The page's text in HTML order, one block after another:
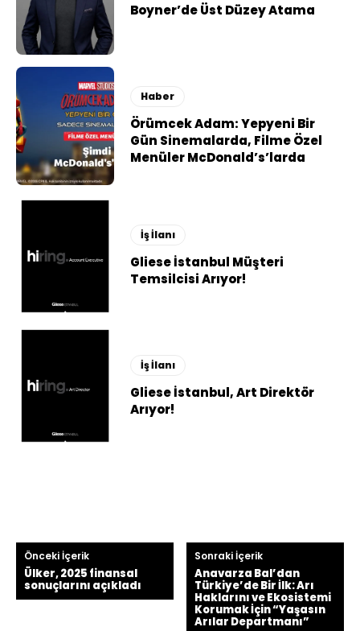
Boyner’de Üst Düzey Atama
Haber
Örümcek Adam: Yepyeni Bir
Gün Sinemalarda, Filme Özel
Menüler McDonald’s’larda
İş İlanı
Gliese İstanbul Müşteri
Temsilcisi Arıyor!
İş İlanı
Gliese İstanbul, Art Direktör
Arıyor!
Önceki İçerik
Ülker, 2025 finansal
sonuçlarını açıkladı
Sonraki İçerik
Anavarza Bal’dan
Türkiye’de Bir İlk: Arı
Haklarını ve Ekosistemi
Korumak İçin “Yaşasın
Arılar Departmanı”